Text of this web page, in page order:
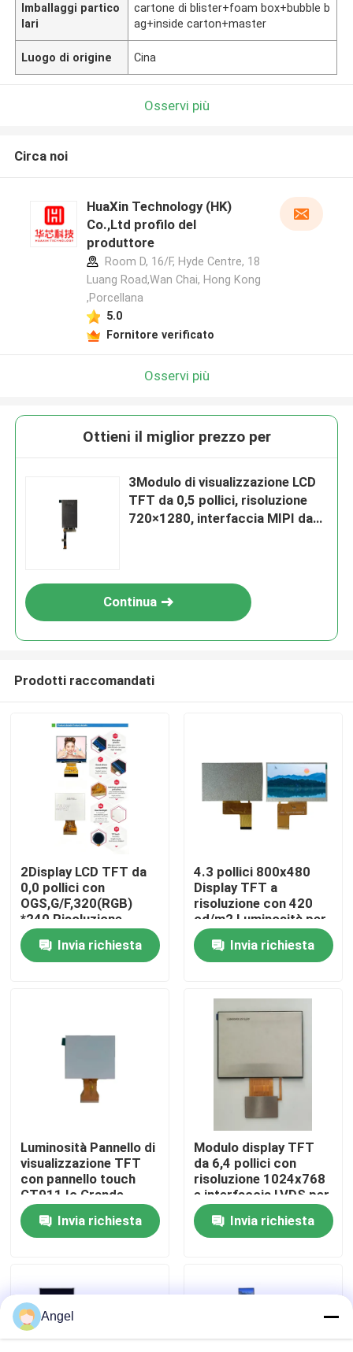
Casa
Prodotti
Manifestazione di VR
Giro della fabbrica
Controllo di qualità
Richieda una citazione
Esposizione LCD di TFT
Imballaggi partico
lari
cartone di blister+foam box+bubble b
ag+inside carton+master
Luogo di origine Cina
Osservi più
Circa noi
HuaXin Technology (HK)
Co.,Ltd profilo del
produttore
Room D, 16/F, Hyde Centre, 18
Luang Road,Wan Chai, Hong Kong
,Porcellana
5.0
Fornitore verificato
Osservi più
Ottieni il miglior prezzo per
3Modulo di visualizzazione LCD
TFT da 0,5 pollici, risoluzione
720×1280, interfaccia MIPI da
Continua
Prodotti raccomandati
2Display LCD TFT da
0,0 pollici con
OGS,G/F,320(RGB)
*240 Risoluzione,
Interfaccia RGB a 6
bit, Driving IC ILI9342c
Invia richiesta
4.3 pollici 800x480
Display TFT a
risoluzione con 420
cd/m2 Luminosità per
controllo industriale
Invia richiesta
Luminosità Pannello di
visualizzazione TFT
con pannello touch
GT911 Ic Grande
angolo di visione e
driver ILI9881C Ic
Invia richiesta
Modulo display TFT
da 6,4 pollici con
risoluzione 1024x768
e interfaccia LVDS per
applicazioni veicolari
Invia richiesta
Angel